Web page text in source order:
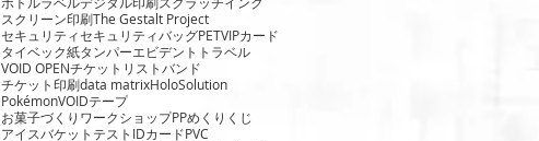
スクリーン印刷The Gestalt Project
セキュリティセキュリティバッグPETVIPカード
タイベック紙タンパーエビデントトラベル
VOID OPENチケットリストバンド
チケット印刷data matrixHoloSolution
PokémonVOIDテープ
お菓子づくりワークショップPPめくりくじ
アイスバケットテスト IDカードPVC